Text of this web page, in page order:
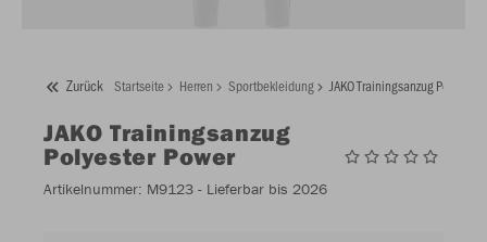
Zurück Startseite Herren Sportbekleidung JAKO Trainingsanzug Polyester
JAKO Trainingsanzug
Polyester Power
Artikelnummer: M9123 - Lieferbar bis 2026